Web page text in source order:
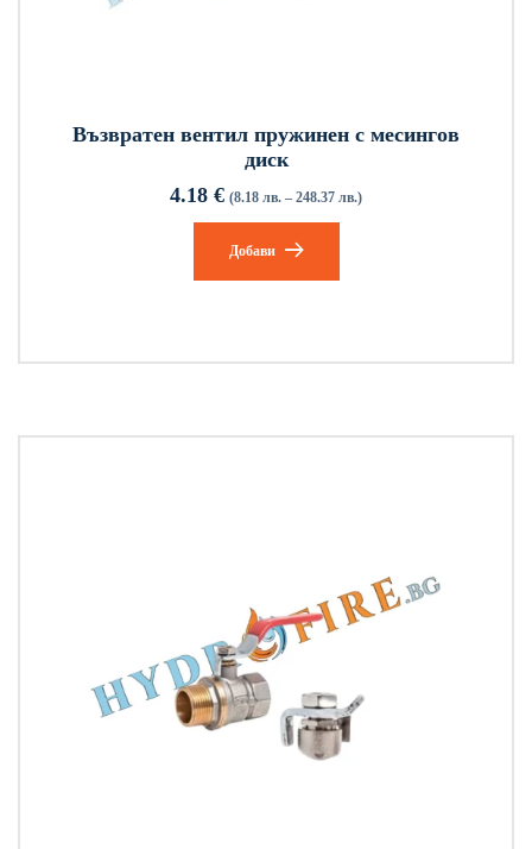
Възвратен вентил пружинен с месингов
диск
4.18 € (8.18 лв. – 248.37 лв.)
Добави